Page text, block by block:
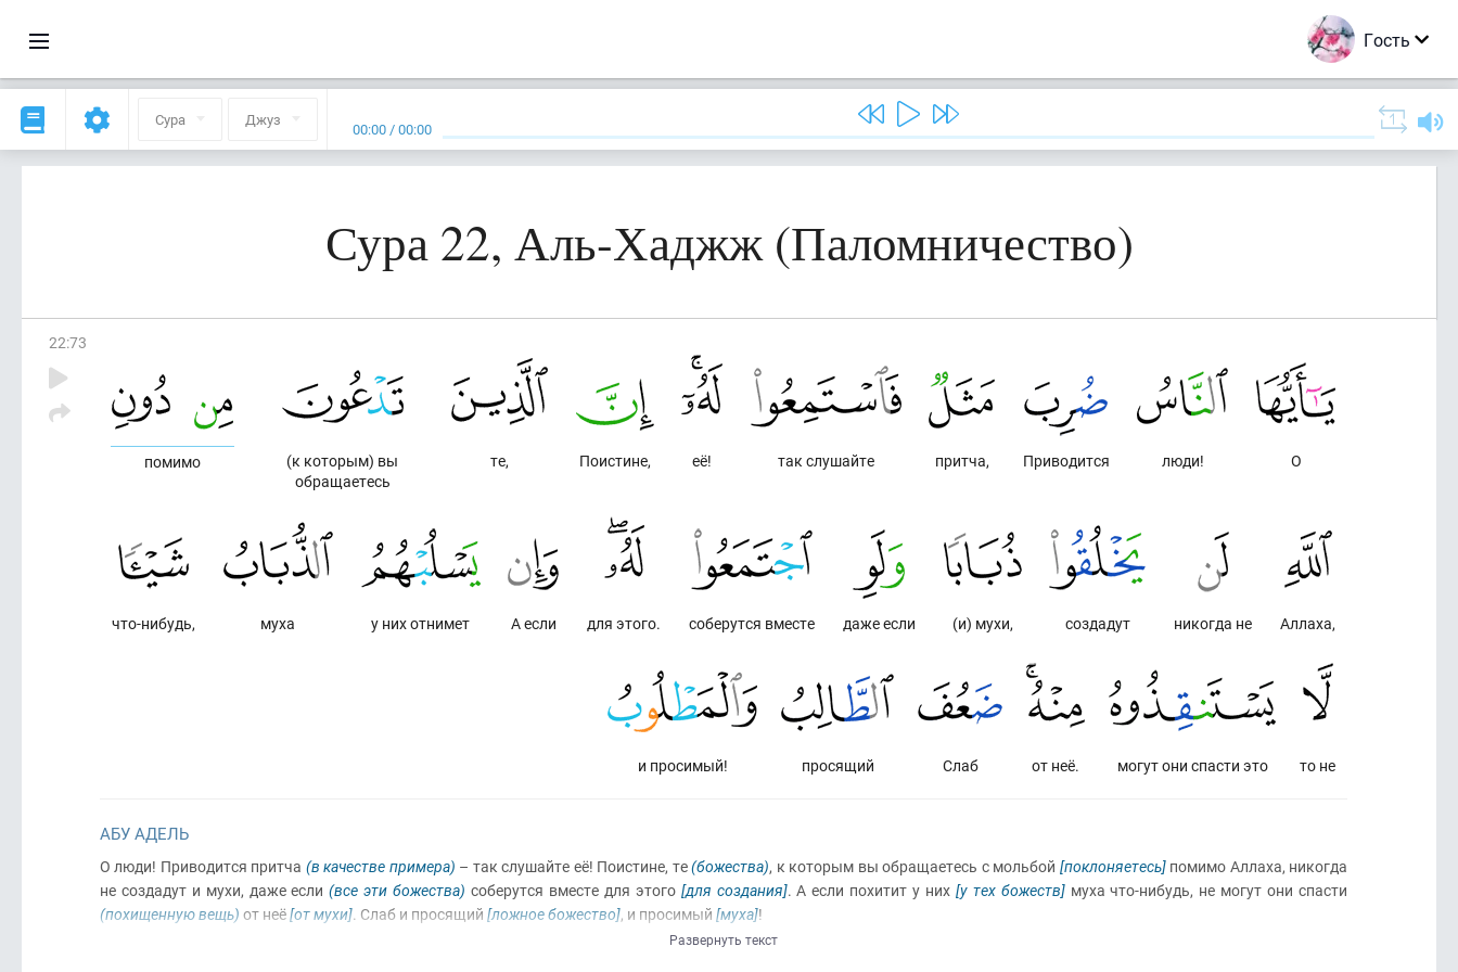
Гость
Сура Джуз 00:00 /00:00
Сура 22, Аль-Хаджж (Паломничество)
22:73
О
люди!
Приводится
притча,
так слушайте
её!
Поистине,
те,
(к которым) вы
обращаетесь
помимо
Аллаха,
никогда не
создадут
(и) мухи,
даже если
соберутся вместе
для этого.
А если
у них отнимет
муха
что-нибудь,
то не
могут они спасти это
от неё.
Слаб
просящий
и просимый!
АБУ АДЕЛЬ
О люди! Приводится притча (в качестве примера) – так слушайте её! Поистине, те(божества), к которым вы обращаетесь с мольбой [поклоняетесь]помимо Аллаха, никогда
не создадут и мухи, даже если(все эти божества) соберутся вместе для этого [для создания]. А если похитит у них [у тех божеств]муха что-нибудь, не могут они спасти
(похищенную вещь) от неё[от мухи]. Слаб и просящий [ложное божество], и просимый [муха]!
Развернуть текст